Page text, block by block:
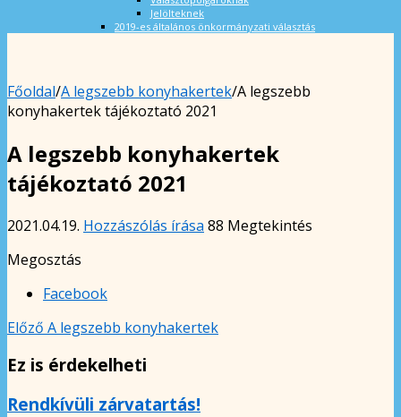
Jelölteknek
2019-es általános önkormányzati választás
Főoldal/A legszebb konyhakertek/A legszebb
konyhakertek tájékoztató 2021
A legszebb konyhakertek
tájékoztató 2021
2021.04.19. Hozzászólás írása 88 Megtekintés
Megosztás
Facebook
Előző A legszebb konyhakertek
Ez is érdekelheti
Rendkívüli zárvatartás!